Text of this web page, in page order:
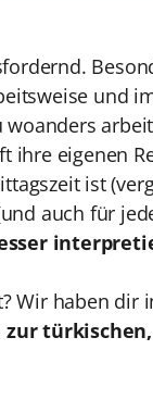
und
ihre eigenen
ist
auch für
Wir haben dir
zur